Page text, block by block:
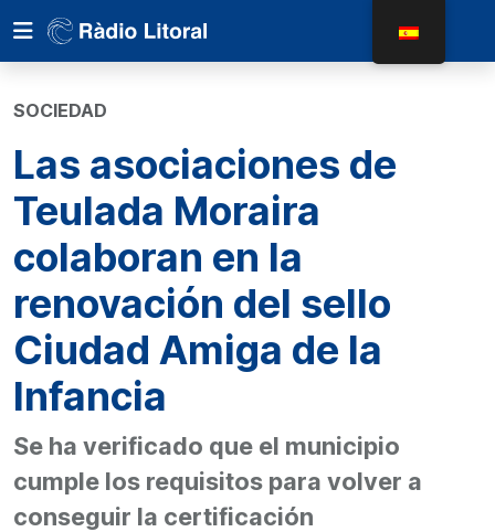
SOCIEDAD
Las asociaciones de
Teulada Moraira
colaboran en la
renovación del sello
Ciudad Amiga de la
Infancia
Se ha verificado que el municipio
cumple los requisitos para volver a
conseguir la certificación